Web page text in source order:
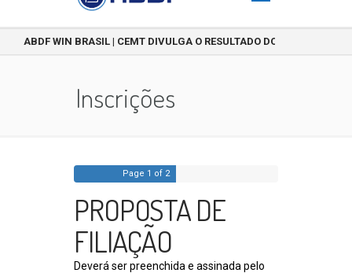
ABDF WIN BRASIL | CEMT DIVULGA O RESULTADO DO CONCURSO
Inscrições
Page 1 of 2
PROPOSTA DE
FILIAÇÃO
Deverá ser preenchida e assinada pelo